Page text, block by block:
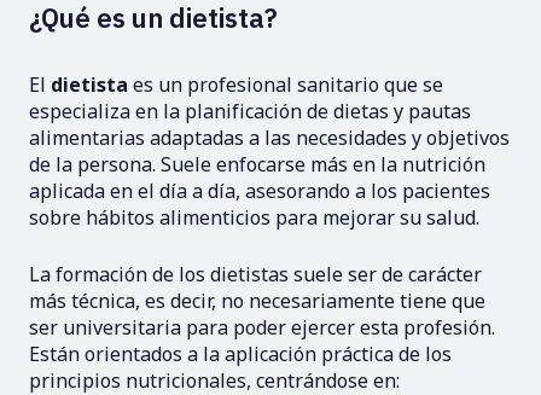
¿Qué es un dietista?
El dietista es un profesional sanitario que se
especializa en la planificación de dietas y pautas
alimentarias adaptadas a las necesidades y objetivos
de la persona. Suele enfocarse más en la nutrición
aplicada en el día a día, asesorando a los pacientes
sobre hábitos alimenticios para mejorar su salud.
La formación de los dietistas suele ser de carácter
más técnica, es decir, no necesariamente tiene que
ser universitaria para poder ejercer esta profesión.
Están orientados a la aplicación práctica de los
principios nutricionales, centrándose en: